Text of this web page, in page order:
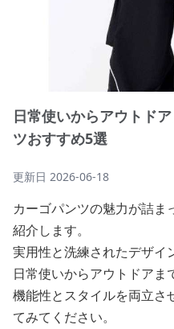
日常使いからアウトド
ツおすすめ5選
更新日 2026-06-18
カーゴパンツの魅力が詰
紹介します。
実用性と洗練されたデザイ
日常使いからアウトドアま
機能性とスタイルを両立さ
てみてください。